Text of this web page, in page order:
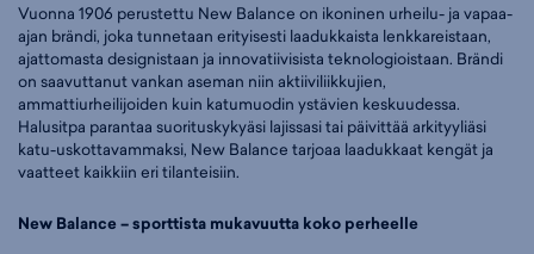
Vuonna 1906 perustettu New Balance on ikoninen urheilu- ja vapaa-
ajan brändi, joka tunnetaan erityisesti laadukkaista lenkkareistaan,
ajattomasta designistaan ja innovatiivisista teknologioistaan. Brändi
on saavuttanut vankan aseman niin aktiiviliikkujien,
ammattiurheilijoiden kuin katumuodin ystävien keskuudessa.
Halusitpa parantaa suorituskykyäsi lajissasi tai päivittää arkityyliäsi
katu-uskottavammaksi, New Balance tarjoaa laadukkaat kengät ja
vaatteet kaikkiin eri tilanteisiin.
New Balance – sporttista mukavuutta koko perheelle